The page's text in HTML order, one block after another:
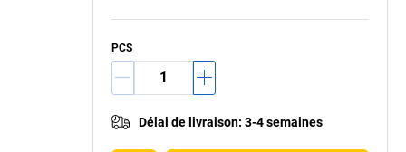
PCS
Délai de livraison: 3-4 semaines